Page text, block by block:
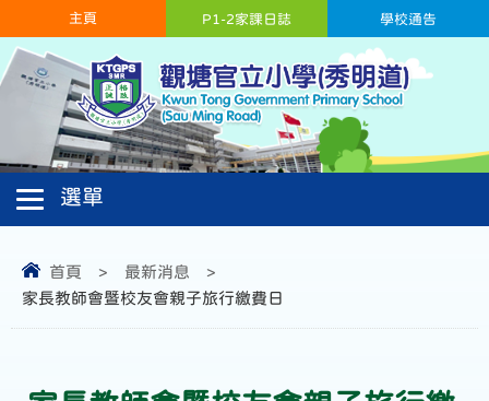
主頁 學校通告
P1-2家課日誌
首頁 > 最新消息
>
家長教師會暨校友會親子旅行繳費日